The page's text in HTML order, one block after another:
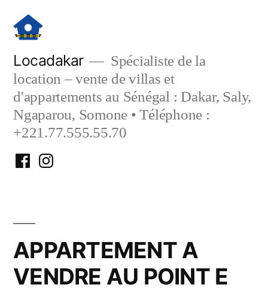
contenu
Locadakar
Spécialiste de la
location – vente de villas et
d'appartements au Sénégal : Dakar, Saly,
Ngaparou, Somone • Téléphone :
+221.77.555.55.70
FacebookInstagram
APPARTEMENT A
VENDRE AU POINT E